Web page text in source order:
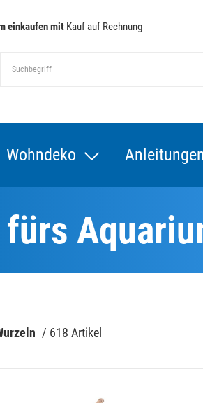
einkaufen mit Kauf auf Rechnung
Wohndeko Anleitungen
fürs
/ 618 Artikel